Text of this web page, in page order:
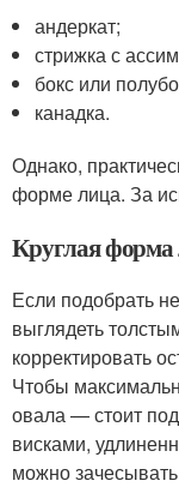
андеркат;
стрижка с
бокс или
канадка.
Однако,
форме лица. За
Круглая
Если подобрать
выглядеть
корректировать
Чтобы
овала — стоит
висками,
можно